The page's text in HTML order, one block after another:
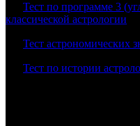
Тест по программе 3
классической астрологии
Тест астрономических
Тест по истории